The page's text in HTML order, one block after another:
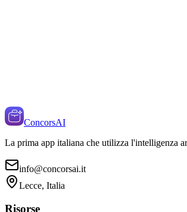
ConcorsAI
La prima app italiana che utilizza l'intelligenza
info@concorsai.it
Lecce, Italia
Risorse